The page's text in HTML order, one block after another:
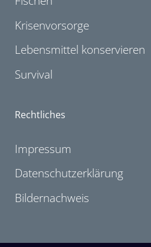
Krisenvorsorge
Lebensmittel konservieren
Survival
Rechtliches
Impressum
Datenschutzerklärung
Bildernachweis